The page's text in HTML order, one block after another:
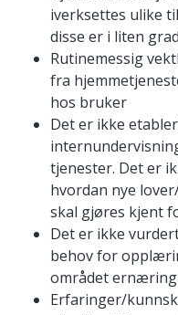
iverksettes ulike
disse er i liten
Rutinemessig
fra
hos bruker
Det er ikke
tjenester. Det er
hvordan nye
skal gjøres kjent
Det er ikke
behov for
området ernæring
Erfaringer/